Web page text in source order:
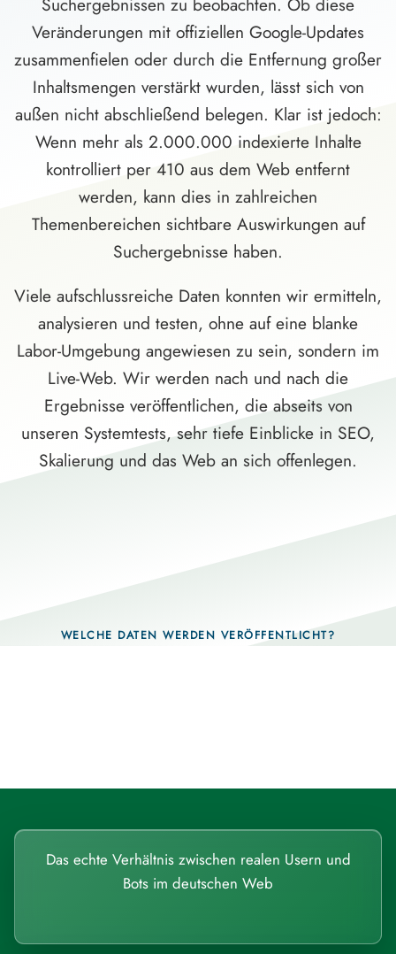
Veränderungen mit offiziellen Google-Updates
zusammenfielen oder durch die Entfernung großer
Inhaltsmengen verstärkt wurden, lässt sich von
außen nicht abschließend belegen. Klar ist jedoch:
Wenn mehr als 2.000.000 indexierte Inhalte
kontrolliert per 410 aus dem Web entfernt
werden, kann dies in zahlreichen
Themenbereichen sichtbare Auswirkungen auf
Suchergebnisse haben.
Viele aufschlussreiche Daten konnten wir ermitteln,
analysieren und testen, ohne auf eine blanke
Labor-Umgebung angewiesen zu sein, sondern im
Live-Web. Wir werden nach und nach die
Ergebnisse veröffentlichen, die abseits von
unseren Systemtests, sehr tiefe Einblicke in SEO,
Skalierung und das Web an sich offenlegen.
WELCHE DATEN WERDEN VERÖFFENTLICHT?
Das echte Verhältnis zwischen realen Usern und
Bots im deutschen Web